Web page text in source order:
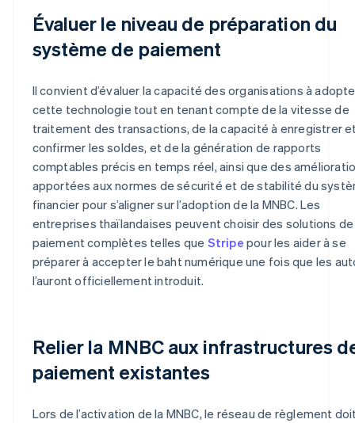
Évaluer le niveau de préparation du
système de paiement
Il convient d’évaluer la capacité des organisations à
cette technologie tout en tenant compte de la vitesse de
traitement des transactions, de la capacité à enregistrer
confirmer les soldes, et de la génération de rapports
comptables précis en temps réel, ainsi que des
apportées aux normes de sécurité et de stabilité du
financier pour s’aligner sur l’adoption de la MNBC. Les
entreprises thaïlandaises peuvent choisir des solutions de
paiement complètes telles que Stripe pour les aider à se
préparer à accepter le baht numérique une fois que les
l’auront officiellement introduit.
Relier la MNBC aux infrastructures
paiement existantes
Lors de l’activation de la MNBC, le réseau de règlement